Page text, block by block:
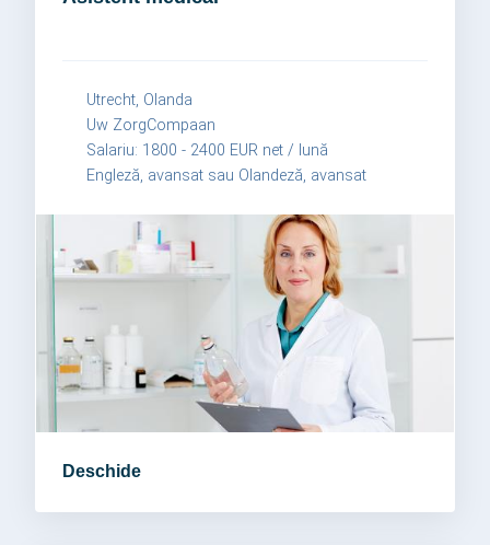
Utrecht, Olanda
Uw ZorgCompaan
Salariu: 1800 - 2400 EUR net / lună
Engleză, avansat sau Olandeză, avansat
Deschide